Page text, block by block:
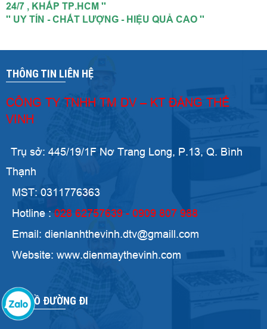
24/7 , KHẮP TP.HCM ''
'' UY TÍN - CHẤT LƯỢNG - HIỆU QUẢ CAO ''
THÔNG TIN LIÊN HỆ
CÔNG TY TNHH TM DV – KT ĐẶNG THẾ
VINH
Trụ sở: 445/19/1F Nơ Trang Long, P.13, Q. Bình
Thạnh
MST: 0311776363
Hotline : 028 62757639 - 0909 807 988
Email: dienlanhthevinh.dtv@gmaill.com
Website: www.dienmaythevinh.com
BẢN ĐỒ ĐƯỜNG ĐI